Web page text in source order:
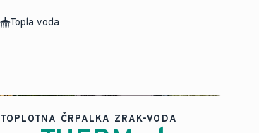
Topla voda
TOPLOTNA ČRPALKA ZRAK-VODA